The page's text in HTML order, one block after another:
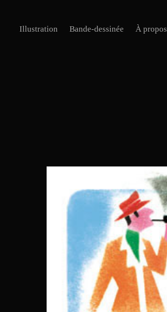
Illustration Bande-dessinée À propos